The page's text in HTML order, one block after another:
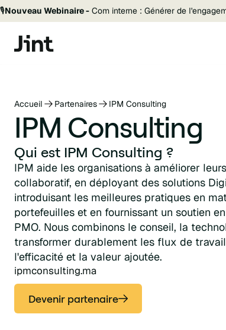
🎙️Nouveau Webinaire - Com interne : Générer de
Accueil Partenaires IPM Consulting
IPM Consulting
Qui est IPM Consulting ?
IPM aide les organisations à améliorer
collaboratif, en déployant des solutions
introduisant les meilleures pratiques en
portefeuilles et en fournissant un soutien
PMO. Nous combinons le conseil, la
transformer durablement les flux de
l'efficacité et la valeur ajoutée.
ipmconsulting.ma
Devenir partenaire